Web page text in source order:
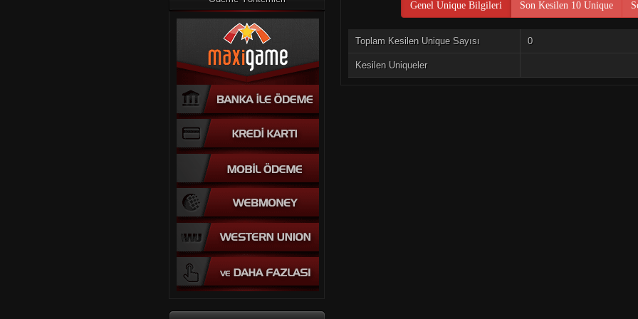
Genel Unique Bilgileri Son Kesilen 10 Unique
Toplam Kesilen Unique Sayısı 0
Kesilen Uniqueler